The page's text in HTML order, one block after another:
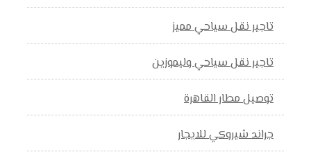
تاجير نقل سياحي مميز
تاجير نقل سياحي وليموزين
توصيل مطار القاهرة
جراند شيروكي للايجار